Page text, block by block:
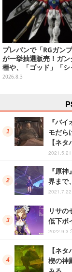
プレバンで「RGガン
が一挙抽選販売！ガ
種や、「ゴッド」「シ
グ」も
2026.8.3
『バ
モだら
【ネタ
『原
界まで
リサの
低下ボ
2022.9.3
【ネ
楔の神